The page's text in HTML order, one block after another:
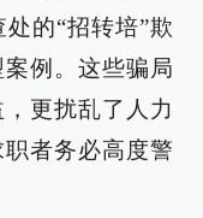
的“招转培”欺
例。这些骗局
更扰乱了人力
者务必高度警